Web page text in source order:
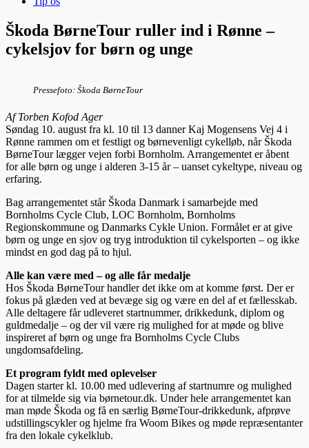
Škoda BørneTour ruller ind i Rønne –
cykelsjov for børn og unge
Pressefoto: Škoda BørneTour
Af Torben Kofod Ager
Søndag 10. august fra kl. 10 til 13 danner Kaj Mogensens Vej 4 i
Rønne rammen om et festligt og børnevenligt cykelløb, når Škoda
BørneTour lægger vejen forbi Bornholm. Arrangementet er åbent
for alle børn og unge i alderen 3-15 år – uanset cykeltype, niveau og
erfaring.
Bag arrangementet står Škoda Danmark i samarbejde med
Bornholms Cycle Club, LOC Bornholm, Bornholms
Regionskommune og Danmarks Cykle Union. Formålet er at give
børn og unge en sjov og tryg introduktion til cykelsporten – og ikke
mindst en god dag på to hjul.
Alle kan være med – og alle får medalje
Hos Škoda BørneTour handler det ikke om at komme først. Der er
fokus på glæden ved at bevæge sig og være en del af et fællesskab.
Alle deltagere får udleveret startnummer, drikkedunk, diplom og
guldmedalje – og der vil være rig mulighed for at møde og blive
inspireret af børn og unge fra Bornholms Cycle Clubs
ungdomsafdeling.
Et program fyldt med oplevelser
Dagen starter kl. 10.00 med udlevering af startnumre og mulighed
for at tilmelde sig via børnetour.dk. Under hele arrangementet kan
man møde Škoda og få en særlig BørneTour-drikkedunk, afprøve
udstillingscykler og hjelme fra Woom Bikes og møde repræsentanter
fra den lokale cykelklub.